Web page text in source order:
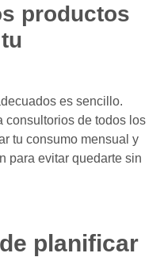
productos
es sencillo.
consultorios de todos los
tu consumo mensual y
para evitar quedarte sin
planificar